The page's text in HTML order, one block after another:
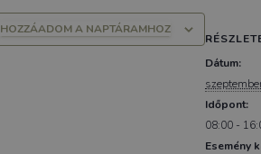
HOZZÁADOM A NAPTÁRAMHOZ
Dátum:
Időpont:
08:00 -
Esemény